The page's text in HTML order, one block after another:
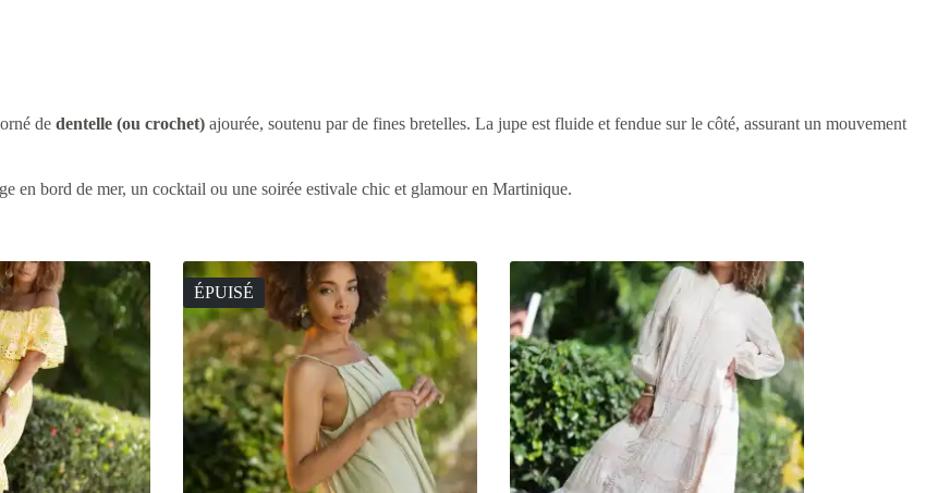
de dentelle (ou crochet) ajourée, soutenu par de fines bretelles. La jupe est fluide et fendue sur le côté, assurant un mouvement
en bord de mer, un cocktail ou une soirée estivale chic et glamour en Martinique.
ÉPUISÉ